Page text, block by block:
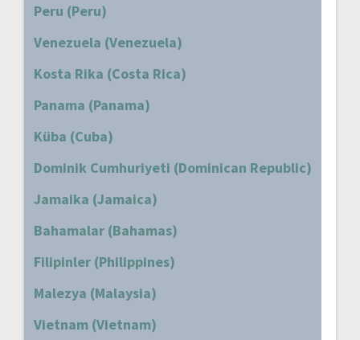
Peru (Peru)
Venezuela (Venezuela)
Kosta Rika (Costa Rica)
Panama (Panama)
Küba (Cuba)
Dominik Cumhuriyeti (Dominican Republic)
Jamaika (Jamaica)
Bahamalar (Bahamas)
Filipinler (Philippines)
Malezya (Malaysia)
Vietnam (Vietnam)